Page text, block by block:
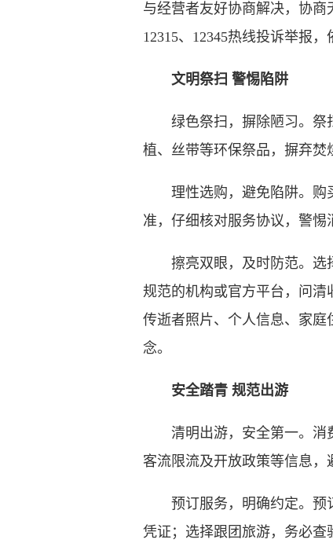
与经营者友好协商解决，协
12315、12345热线投诉举报，
文明祭扫 警惕陷阱
绿色祭扫，摒除陋习。祭扫
植、丝带等环保祭品，摒弃焚
理性选购，避免陷阱。购买
准，仔细核对服务协议，警惕
擦亮双眼，及时防范。选择
规范的机构或官方平台，问
传逝者照片、个人信息、家
念。
安全踏青 规范出游
清明出游，安全第一。消费
客流限流及开放政策等信息，
预订服务，明确约定。预订
凭证；选择跟团旅游，务必查